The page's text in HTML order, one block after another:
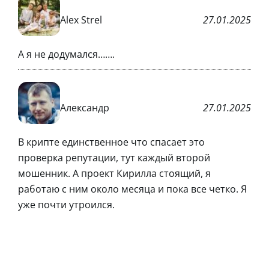
Alex Strel 27.01.2025
А я не додумался…….
Александр 27.01.2025
В крипте единственное что спасает это
проверка репутации, тут каждый второй
мошенник. А проект Кирилла стоящий, я
работаю с ним около месяца и пока все четко. Я
уже почти утроился.